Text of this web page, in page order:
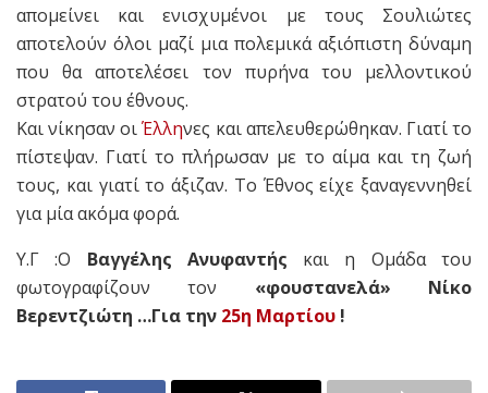
απομείνει και ενισχυμένοι με τους Σουλιώτες
αποτελούν όλοι μαζί μια πολεμικά αξιόπιστη δύναμη
που θα αποτελέσει τον πυρήνα του μελλοντικού
στρατού του έθνους.
Και νίκησαν οιΈλληνες και απελευθερώθηκαν. Γιατί το
πίστεψαν. Γιατί το πλήρωσαν με το αίμα και τη ζωή
τους, και γιατί το άξιζαν. Το Έθνος είχε ξαναγεννηθεί
για μία ακόμα φορά.
Υ.Γ :Ο Βαγγέλης Ανυφαντής και η Ομάδα του
φωτογραφίζουν τον «φουστανελά» Νίκο
Βερεντζιώτη …Για την 25η Μαρτίου !